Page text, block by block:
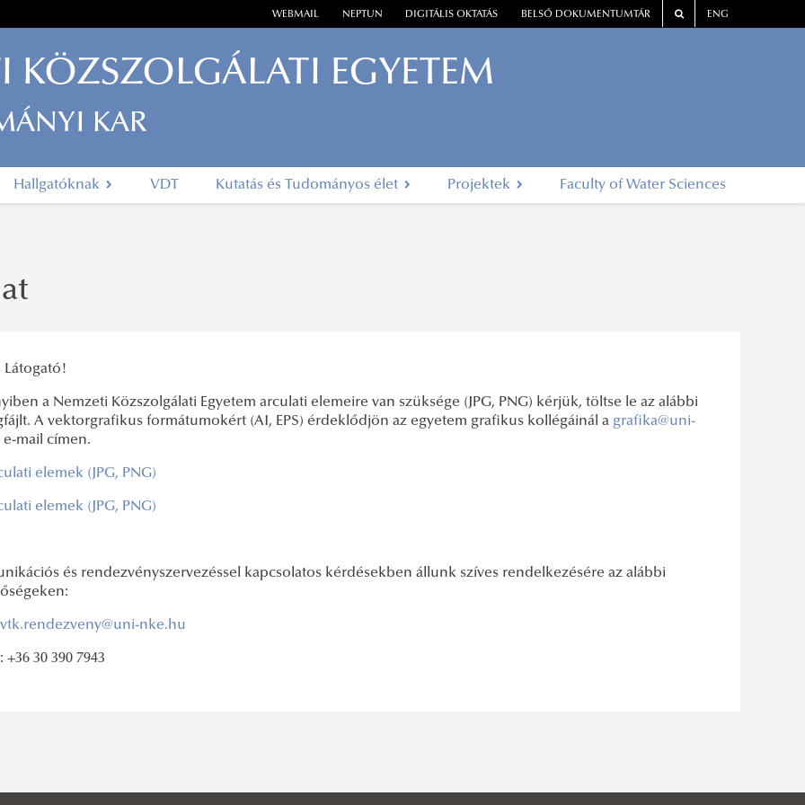
WEBMAIL NEPTUN DIGITÁLIS OKTATÁS BELSŐ DOKUMENTUMTÁR ENG
KÖZSZOLGÁLATI EGYETEM
KAR
Hallgatóknak VDT Kutatás és Tudományos élet Projektek Faculty of Water Sciences
Látogató!
a Nemzeti Közszolgálati Egyetem arculati elemeire van szüksége (JPG, PNG) kérjük, töltse le az alábbi
A vektorgrafikus formátumokért (AI, EPS) érdeklődjön az egyetem grafikus kollégáinál a grafika@uni-
e-mail címen.
elemek (JPG, PNG)
elemek (JPG, PNG)
és rendezvényszervezéssel kapcsolatos kérdésekben állunk szíves rendelkezésére az alábbi
vtk.rendezveny@uni-nke.hu
30 390 7943